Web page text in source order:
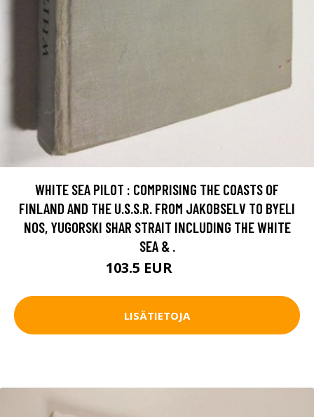
WHITE SEA PILOT : COMPRISING THE COASTS OF
FINLAND AND THE U.S.S.R. FROM JAKOBSELV TO BYELI
NOS, YUGORSKI SHAR STRAIT INCLUDING THE WHITE
SEA & .
103.5 EUR
LISÄTIETOJA